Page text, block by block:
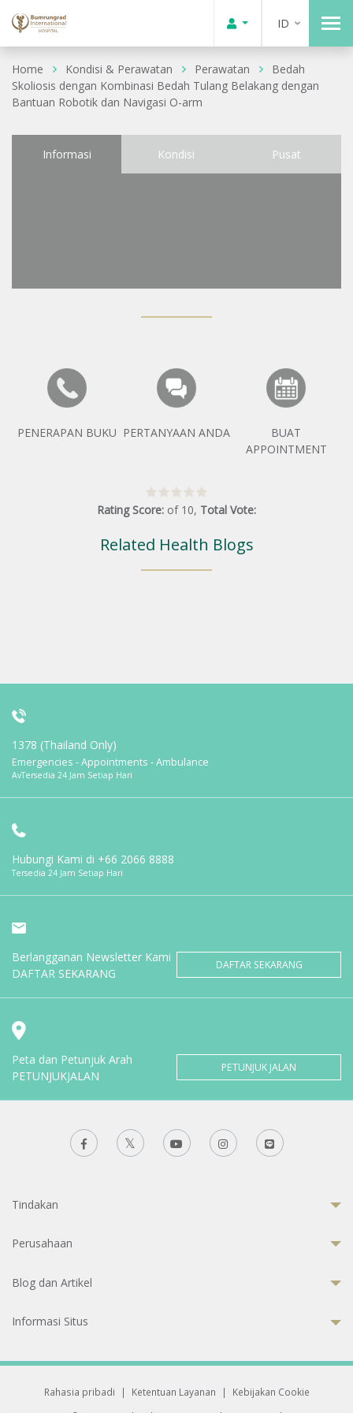
ID
Home Kondisi & Perawatan Perawatan
Bedah
Skoliosis dengan Kombinasi Bedah Tulang Belakang dengan
Bantuan Robotik dan Navigasi O-arm
Informasi Kondisi Pusat
PENERAPAN BUKU PERTANYAAN ANDA
BUAT
APPOINTMENT
Rating Score: of 10, Total Vote:
Related Health Blogs
1378 (Thailand Only)
Emergencies - Appointments - Ambulance
AvTersedia 24 Jam Setiap Hari
Hubungi Kami di +66 2066 8888
Tersedia 24 Jam Setiap Hari
Berlangganan Newsletter Kami
DAFTAR SEKARANG
DAFTAR SEKARANG
Peta dan Petunjuk Arah
PETUNJUKJALAN
PETUNJUK JALAN
Tindakan
Perusahaan
Blog dan Artikel
Informasi Situs
Rahasia pribadi | Ketentuan Layanan |
Kebijakan Cookie